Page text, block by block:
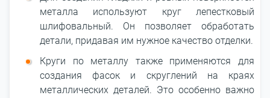
металла используют круг лепестковый
шлифовальный. Он позволяет обработать
детали, придавая им нужное качество отделки.
Круги по металлу также применяются для
создания фасок и скруглений на краях
металлических деталей. Это особенно важно